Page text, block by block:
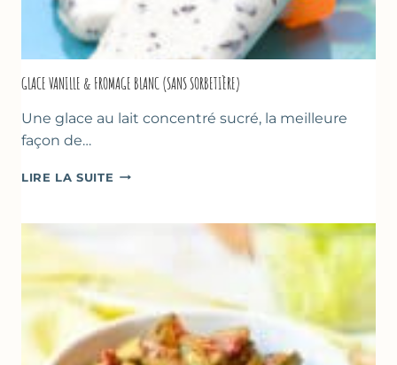
GLACE VANILLE & FROMAGE BLANC (SANS SORBETIÈRE)
Une glace au lait concentré sucré, la meilleure
façon de…
LIRE LA SUITE GLACE